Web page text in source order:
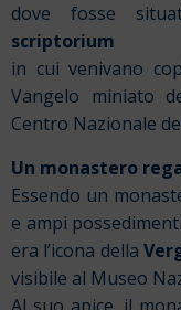
dove fosse
scriptorium
in cui venivano
Vangelo miniato
Centro Nazionale
Un monastero
Essendo un
e ampi
era l’icona della
visibile al Museo